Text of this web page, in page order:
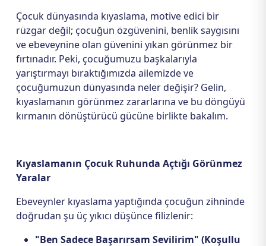
Çocuk dünyasında kıyaslama, motive edici bir
rüzgar değil; çocuğun özgüvenini, benlik saygısını
ve ebeveynine olan güvenini yıkan görünmez bir
fırtınadır. Peki, çocuğumuzu başkalarıyla
yarıştırmayı bıraktığımızda ailemizde ve
çocuğumuzun dünyasında neler değişir? Gelin,
kıyaslamanın görünmez zararlarına ve bu döngüyü
kırmanın dönüştürücü gücüne birlikte bakalım.
Kıyaslamanın Çocuk Ruhunda Açtığı Görünmez
Yaralar
Ebeveynler kıyaslama yaptığında çocuğun zihninde
doğrudan şu üç yıkıcı düşünce filizlenir:
"Ben Sadece Başarırsam Sevilirim" (Koşullu